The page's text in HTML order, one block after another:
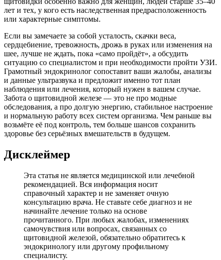
лет и тех, у кого есть наследственная предрасположенность
или характерные симптомы.
Если вы замечаете за собой усталость, скачки веса,
сердцебиение, тревожность, дрожь в руках или изменения на
шее, лучше не ждать, пока «само пройдёт», а обсудить
ситуацию со специалистом и при необходимости пройти УЗИ.
Грамотный эндокринолог сопоставит ваши жалобы, анализы
и данные ультразвука и предложит именно тот план
наблюдения или лечения, который нужен в вашем случае.
Забота о щитовидной железе — это не про модные
обследования, а про долгую энергию, стабильное настроение
и нормальную работу всех систем организма. Чем раньше вы
возьмёте её под контроль, тем больше шансов сохранить
здоровье без серьёзных вмешательств в будущем.
Дисклеймер
Эта статья не является медицинской или лечебной
рекомендацией. Вся информация носит
справочный характер и не заменяет очную
консультацию врача. Не ставьте себе диагноз и не
начинайте лечение только на основе
прочитанного. При любых жалобах, изменениях
самочувствия или вопросах, связанных со
щитовидной железой, обязательно обратитесь к
эндокринологу или другому профильному
специалисту.